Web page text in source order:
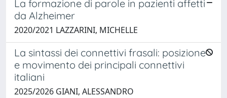
La formazione di parole in pazienti affetti
da Alzheimer
2020/2021 LAZZARINI, MICHELLE
La sintassi dei connettivi frasali: posizione
e movimento dei principali connettivi
italiani
2025/2026 GIANI, ALESSANDRO